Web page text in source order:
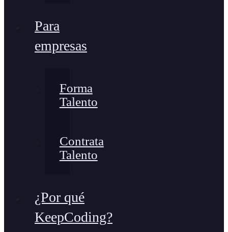
Para
empresas
Forma
Talento
Contrata
Talento
¿Por qué
KeepCoding?